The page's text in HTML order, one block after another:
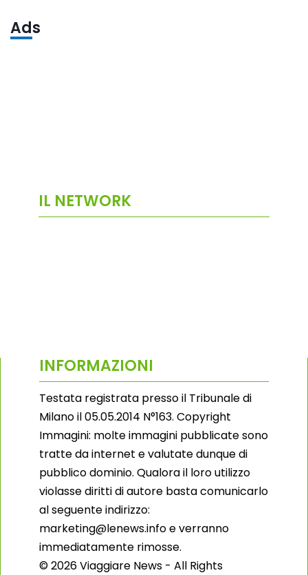
Ads
IL NETWORK
INFORMAZIONI
Testata registrata presso il Tribunale di
Milano il 05.05.2014 N°163. Copyright
Immagini: molte immagini pubblicate sono
tratte da internet e valutate dunque di
pubblico dominio. Qualora il loro utilizzo
violasse diritti di autore basta comunicarlo
al seguente indirizzo:
marketing@lenews.info e verranno
immediatamente rimosse.
© 2026 Viaggiare News - All Rights